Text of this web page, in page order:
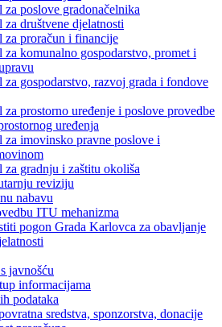
poslove gradonačelnika
društvene djelatnosti
za proračun i financije
komunalno gospodarstvo, promet i
gospodarstvo, razvoj grada i fondove
prostorno uređenje i poslove provedbe
uređenja
za imovinsko pravne poslove i
gradnju i zaštitu okoliša
reviziju
nabavu
ITU mehanizma
pogon Grada Karlovca za obavljanje
javnošću
informacijama
podataka
sredstva, sponzorstva, donacije